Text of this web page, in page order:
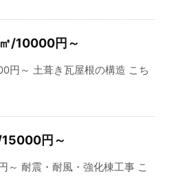
/10000円～
円～ 土葺き瓦屋根の構造 こち
円～
耐震・耐風・強化棟工事 こ